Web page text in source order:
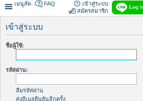
เมนูลัด
Log
FAQ
เข้าสู่ระบบ
สมัครสมาชิก
เข้าสู่ระบบ
ชื่อผู้ใช้:
รหัสผ่าน:
ลืมรหัสผ่าน
ส่งอีเมลยืนยันอีกครั้ง